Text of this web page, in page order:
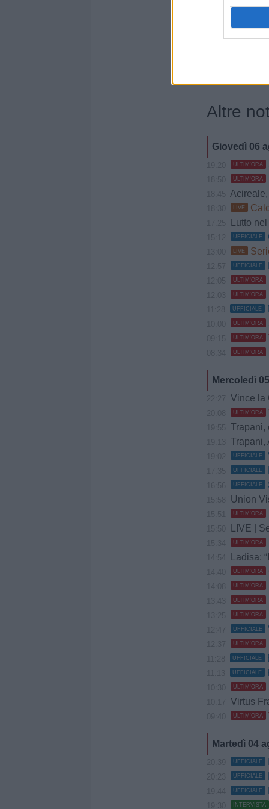
Altre
Giovedì 06
ULTIM'ORA
ULTIM'ORA
Acireale,
LIVE
Lutto nel
UFFICIALE
LIVE
UFFICIALE
ULTIM'ORA
ULTIM'ORA
UFFICIALE
ULTIM'ORA
ULTIM'ORA
ULTIM'ORA
Mercoledì
Vince la
ULTIM'ORA
Trapani,
Trapani,
UFFICIALE
UFFICIALE
UFFICIALE
Union Vis
ULTIM'ORA
LIVE |
ULTIM'ORA
Ladisa:
ULTIM'ORA
ULTIM'ORA
ULTIM'ORA
ULTIM'ORA
UFFICIALE
ULTIM'ORA
UFFICIALE
UFFICIALE
ULTIM'ORA
Virtus
ULTIM'ORA
Martedì 04
UFFICIALE
UFFICIALE
UFFICIALE
INTERVISTA